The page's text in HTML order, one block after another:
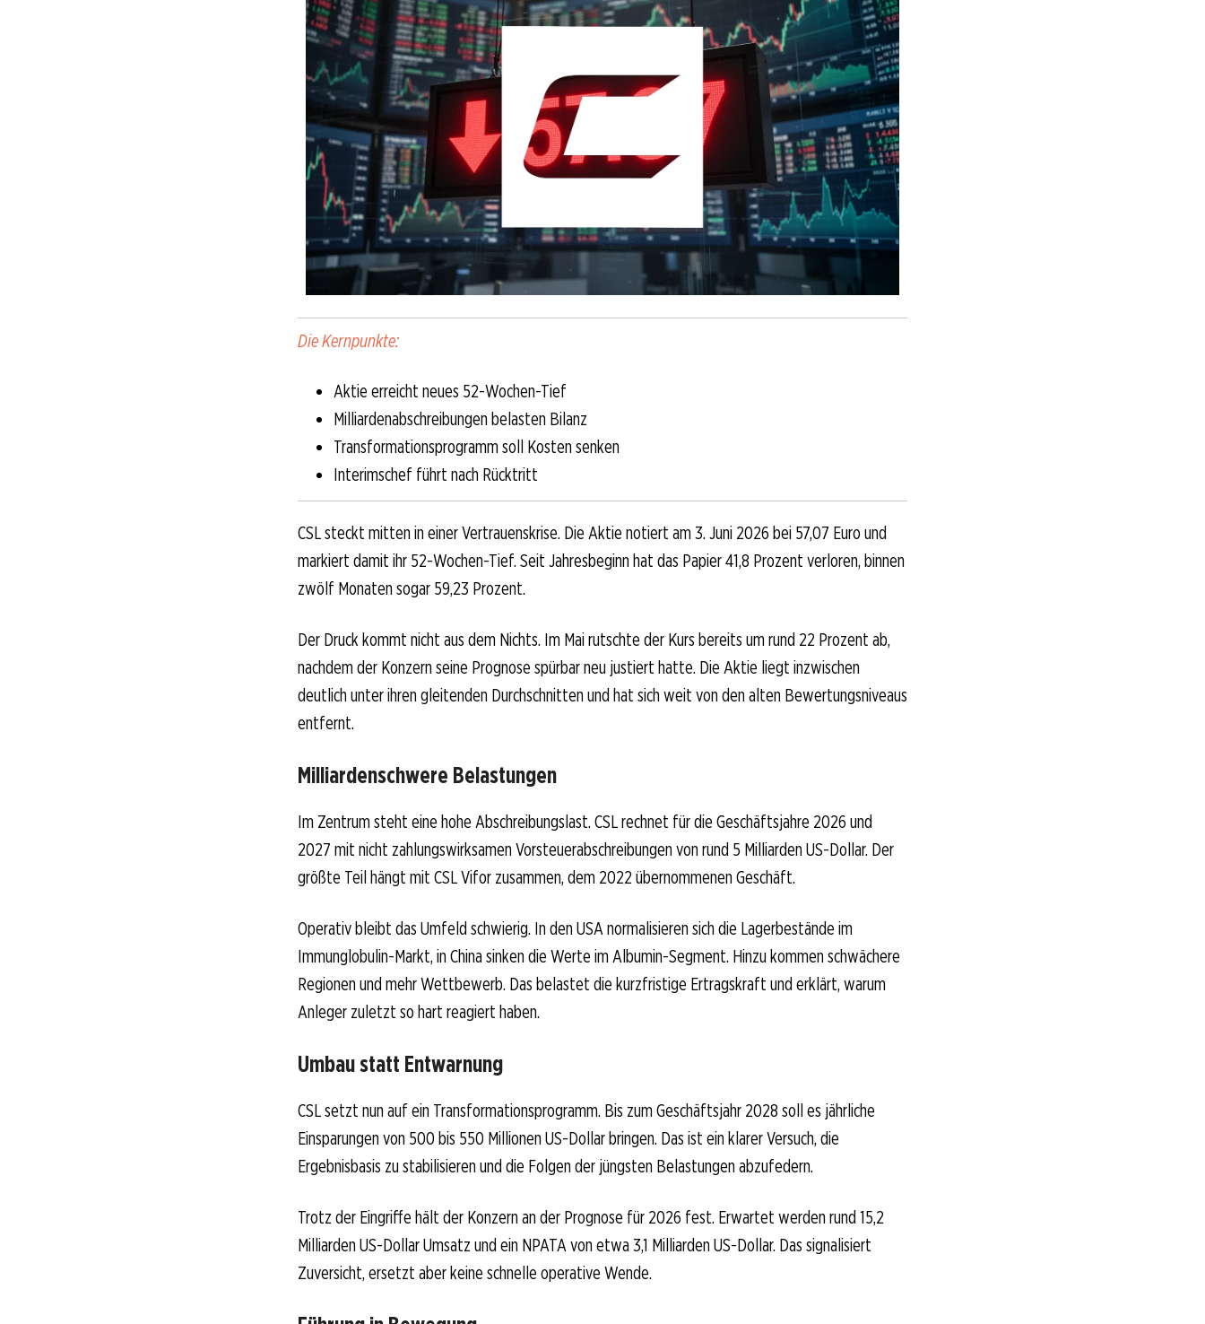
Die Kernpunkte:
Aktie erreicht neues 52-Wochen-Tief
Milliardenabschreibungen belasten Bilanz
Transformationsprogramm soll Kosten senken
Interimschef führt nach Rücktritt
CSL steckt mitten in einer Vertrauenskrise. Die Aktie notiert am 3. Juni 2026 bei 57,07 Euro und
markiert damit ihr 52-Wochen-Tief. Seit Jahresbeginn hat das Papier 41,8 Prozent verloren, binnen
zwölf Monaten sogar 59,23 Prozent.
Der Druck kommt nicht aus dem Nichts. Im Mai rutschte der Kurs bereits um rund 22 Prozent ab,
nachdem der Konzern seine Prognose spürbar neu justiert hatte. Die Aktie liegt inzwischen
deutlich unter ihren gleitenden Durchschnitten und hat sich weit von den alten Bewertungsniveaus
entfernt.
Milliardenschwere Belastungen
Im Zentrum steht eine hohe Abschreibungslast. CSL rechnet für die Geschäftsjahre 2026 und
2027 mit nicht zahlungswirksamen Vorsteuerabschreibungen von rund 5 Milliarden US-Dollar. Der
größte Teil hängt mit CSL Vifor zusammen, dem 2022 übernommenen Geschäft.
Operativ bleibt das Umfeld schwierig. In den USA normalisieren sich die Lagerbestände im
Immunglobulin-Markt, in China sinken die Werte im Albumin-Segment. Hinzu kommen schwächere
Regionen und mehr Wettbewerb. Das belastet die kurzfristige Ertragskraft und erklärt, warum
Anleger zuletzt so hart reagiert haben.
Umbau statt Entwarnung
CSL setzt nun auf ein Transformationsprogramm. Bis zum Geschäftsjahr 2028 soll es jährliche
Einsparungen von 500 bis 550 Millionen US-Dollar bringen. Das ist ein klarer Versuch, die
Ergebnisbasis zu stabilisieren und die Folgen der jüngsten Belastungen abzufedern.
Trotz der Eingriffe hält der Konzern an der Prognose für 2026 fest. Erwartet werden rund 15,2
Milliarden US-Dollar Umsatz und ein NPATA von etwa 3,1 Milliarden US-Dollar. Das signalisiert
Zuversicht, ersetzt aber keine schnelle operative Wende.